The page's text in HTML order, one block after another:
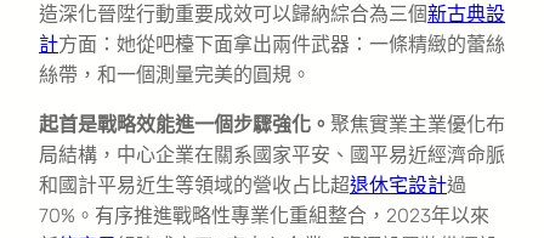
造深化晉陞行動重要成效可以歸納綜合為三個新古典設
計方面：她從吧檯下面拿出兩件武器：一條精緻的蕾絲
絲帶，和一個測量完美的圓規。
起首是戰略效能進一個步驟強化。 聚焦實業主業優化布
局結構，中心企業在關系國家平安、國平易近經濟命脈
和國計平易近生等領域的營收占比超退休宅設計過
70%。有序推進戰略性專業化重組整合，2023年以來